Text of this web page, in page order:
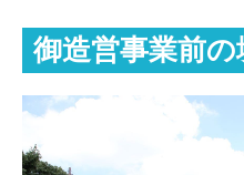
御造営事業前の